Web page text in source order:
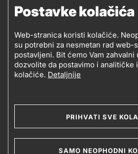
Postavke kolačića
Web-stranica koristi kolačiće.
su potrebni za nesmetan rad web-
postavljeni. Bit ćemo Vam zahvalni
dozvolite da postavimo i analitičke
kolačiće. Detaljnije
PRIHVATI SVE
SAMO NEOPHODNI
PRATITE
NAS
Petrol BH Oil Company, d.o.o.
Džemala Bijedića 202, 71210
Social
media
2019-2026 Petrol BH Oil
Ljubljana
Uslovi upotrebe